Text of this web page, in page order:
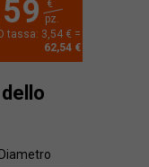
59
€
pz.
tassa: 3,54 € =
62,54 €
Diametro